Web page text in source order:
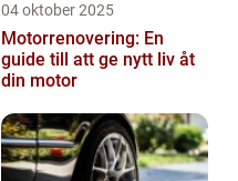
04 oktober 2025
Motorrenovering: En
guide till att ge nytt liv åt
din motor